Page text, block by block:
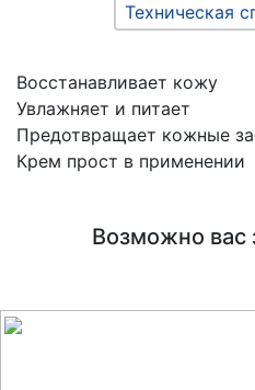
Техническая
Восстанавливает кожу
Увлажняет и питает
Предотвращает кожные
Крем прост в применении
Возможно вас